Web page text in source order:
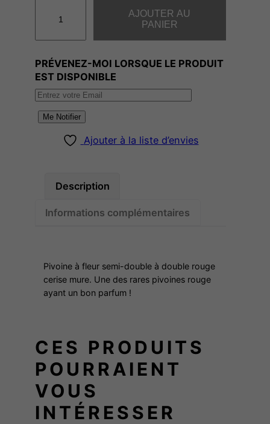
t
i
t
é
AJOUTER AU
PANIER
PRÉVENEZ-MOI LORSQUE LE PRODUIT
EST DISPONIBLE
Me Notifier
Ajouter à la liste d’envies
Description
Informations complémentaires
Pivoine à fleur semi-double à double rouge
cerise mure. Une des rares pivoines rouge
ayant un bon parfum !
CES PRODUITS
POURRAIENT
VOUS
INTÉRESSER